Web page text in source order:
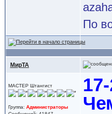
По
МирТА
МАСТЕР Штангист
Группа: Администраторы